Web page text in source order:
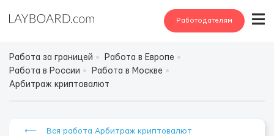
Работодателям
Работа за границей
Работа в Европе
Работа в России
Работа в Москве
Арбитраж криптовалют
⟵ Вся работа Арбитраж криптовалют